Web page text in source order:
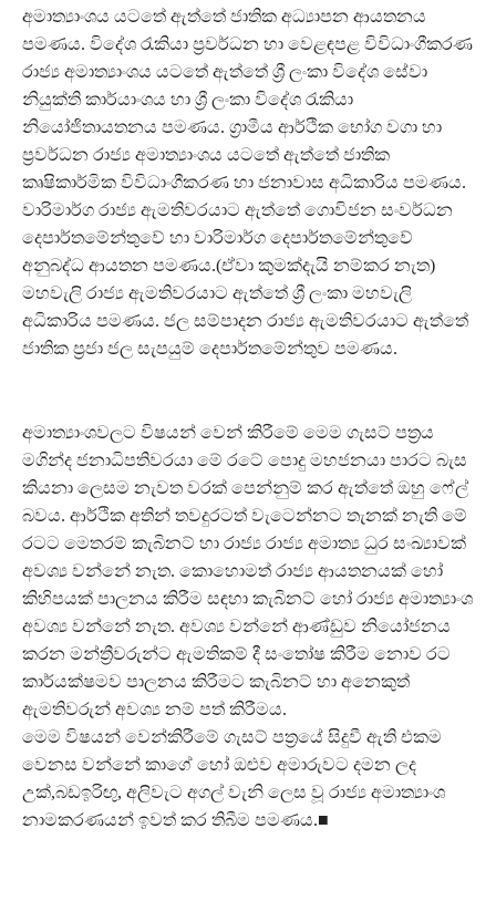
අමාත්‍යාංශය යටතේ ඇත්තේ ජාතික අධ්‍යාපන ආයතනය
පමණය. විදේශ රැකියා ප්‍රවර්ධන හා වෙළඳපළ විවිධාංගීකරණ
රාජ්‍ය අමාත්‍යාංශය යටතේ ඇත්තේ ශ්‍රී ලංකා විදේශ සේවා
නියුක්ති කාර්යාංශය හා ශ්‍රී ලංකා විදේශ රැකියා
නියෝජිතායතනය පමණය. ග්‍රාමීය ආර්ථික භෝග වගා හා
ප්‍රවර්ධන රාජ්‍ය අමාත්‍යාංශය යටතේ ඇත්තේ ජාතික
කෘෂිකාර්මික විවිධාංගීකරණ හා ජනාවාස අධිකාරිය පමණය.
වාරිමාර්ග රාජ්‍ය ඇමතිවරයාට ඇත්තේ ගොවිජන සංවර්ධන
දෙපාර්තමේන්තුවේ හා වාරිමාර්ග දෙපාර්තමේන්තුවේ
අනුබද්ධ ආයතන පමණය.(ඒවා කුමක්දැයි නම්කර නැත)
මහවැලි රාජ්‍ය ඇමතිවරයාට ඇත්තේ ශ්‍රී ලංකා මහවැලි
අධිකාරිය පමණය. ජල සම්පාදන රාජ්‍ය ඇමතිවරයාට ඇත්තේ
ජාතික ප්‍රජා ජල සැපයුම් දෙපාර්තමේන්තුව පමණය.
අමාත්‍යාංශවලට විෂයන් වෙන් කිරීමේ මෙම ගැසට් පත්‍රය
මගින්ද ජනාධිපතිවරයා මේ රටේ පොදු මහජනයා පාරට බැස
කියනා ලෙසම නැවත වරක් පෙන්නුම් කර ඇත්තේ ඔහු ෆේල්
බවය. ආර්ථික අතින් තවදුරටත් වැටෙන්නට තැනක් නැති මේ
රටට මෙතරම් කැබිනට් හා රාජ්‍ය රාජ්‍ය අමාත්‍ය ධුර සංඛ්‍යාවක්
අවශ්‍ය වන්නේ නැත. කොහොමත් රාජ්‍ය ආයතනයක් හෝ
කිහිපයක් පාලනය කිරීම සඳහා කැබිනට් හෝ රාජ්‍ය අමාත්‍යාංශ
අවශ්‍ය වන්නේ නැත. අවශ්‍ය වන්නේ ආණ්ඩුව නියෝජනය
කරන මන්ත්‍රීවරුන්ට ඇමතිකම් දී සංතෝෂ කිරීම නොව රට
කාර්යක්ෂමව පාලනය කිරීමට කැබිනට් හා අනෙකුත්
ඇමතිවරුන් අවශ්‍ය නම් පත් කිරීමය.
මෙම විෂයන් වෙන්කිරීමේ ගැසට් පත්‍රයේ සිදුවී ඇති එකම
වෙනස වන්නේ කාගේ හෝ ඔළුව අමාරුවට දමන ලද
උක්,බඩඉරිඟු, අලිවැට අගල් වැනි ලෙස වූ රාජ්‍ය අමාත්‍යාංශ
නාමකරණයන් ඉවත් කර තිබීම පමණය.■